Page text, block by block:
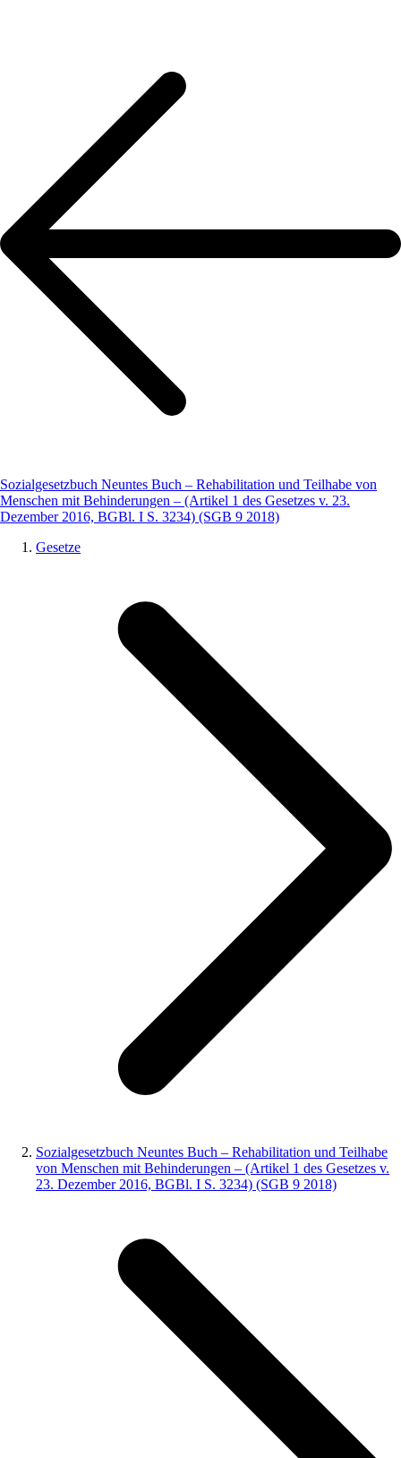
Sozialgesetzbuch Neuntes Buch – Rehabilitation und Teilhabe von
Menschen mit Behinderungen – (Artikel 1 des Gesetzes v. 23.
Dezember 2016, BGBl. I S. 3234) (SGB 9 2018)
Gesetze
Sozialgesetzbuch Neuntes Buch – Rehabilitation und Teilhabe
von Menschen mit Behinderungen – (Artikel 1 des Gesetzes v.
23. Dezember 2016, BGBl. I S. 3234) (SGB 9 2018)